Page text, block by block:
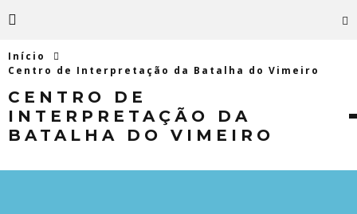
Início
Centro de Interpretação da Batalha do Vimeiro
CENTRO DE
INTERPRETAÇÃO DA
BATALHA DO VIMEIRO